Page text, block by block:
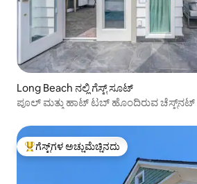
Long Beach ನಲ್ಲಿ ಗೆಸ್ಟ್ ಸೂಟ್
ಪೂಲ್ ಮತ್ತು ಹಾಟ್ ಟಬ್ ಹೊಂದಿರುವ ಚೆಸ್ಟ್‌ನಟ್
ಗೆಸ್ಟ್‌ಗಳಿಗೆ ಅತಿ ಹೆಚ್ಚು ಅಚ್ಚುಮೆಚ್ಚಿನದು
ಗೆಸ್ಟ್‌ಗಳ ಅಚ್ಚುಮೆಚ್ಚಿನದು